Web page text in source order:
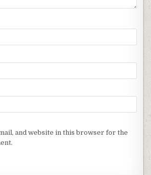
and website in this browser for the